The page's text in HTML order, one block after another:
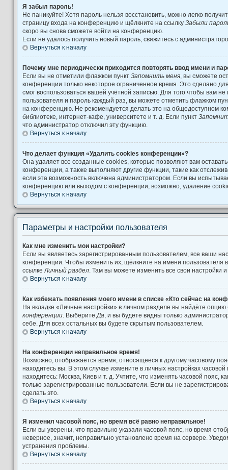
Я забыл пароль!
Не паникуйте! Хотя пароль нельзя восстановить, можно легко
страницу входа на конференцию и щёлкните на ссылку Забыли
скоро вы снова сможете войти на конференцию.
Если не удалось получить новый пароль, свяжитесь с
Вернуться к началу
Почему мне периодически приходится повторять ввод имени и
Если вы не отметили флажком пункт Запомнить меня , вы сможете
конференции только некоторое ограниченное время. Это сделано
смог воспользоваться вашей учётной записью. Для того чтобы вам
пользователя и пароль каждый раз, вы можете отметить флажком
на конференцию. Не рекомендуется делать это на общедоступном
библиотеке, интернет-кафе, университете и т. д. Если пункт
что администратор отключил эту функцию.
Вернуться к началу
Что делает функция «Удалить cookies конференции»?
Она удаляет все созданные cookies, которые позволяют вам
конференции, а также выполняют другие функции, такие как
если эта возможность включена администратором. Если вы
конференцию или выходом с конференции, возможно, удаление
Вернуться к началу
Параметры и настройки пользователя
Как мне изменить мои настройки?
Если вы являетесь зарегистрированным пользователем, все ваши
конференции. Чтобы изменить их, щёлкните на имени пользователя
ссылке Личный раздел . Там вы можете изменить все свои настройки
Вернуться к началу
Как избежать появления моего имени в списке «Кто сейчас на
На вкладке «Личные настройки» в личном разделе вы найдёте опцию
конференции . Выберите Да , и вы будете видны только
себе. Для всех остальных вы будете скрытым пользователем.
Вернуться к началу
На конференции неправильное время!
Возможно, отображается время, относящееся к другому часовому
находитесь вы. В этом случае измените в личных настройках часовой
находитесь: Москва, Киев и т. д. Учтите, что изменять часовой пояс,
только зарегистрированные пользователи. Если вы не
сделать это.
Вернуться к началу
Я изменил часовой пояс, но время всё равно неправильное!
Если вы уверены, что правильно указали часовой пояс, но время
неверное, значит, неправильно установлено время на сервере.
устранения проблемы.
Вернуться к началу